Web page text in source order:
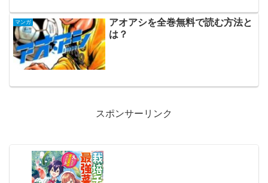
マンガ
アオアシを全巻無料で読む方法と
は？
スポンサーリンク